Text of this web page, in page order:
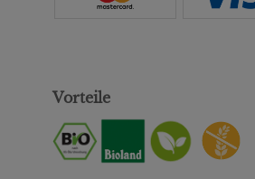
Vorteile